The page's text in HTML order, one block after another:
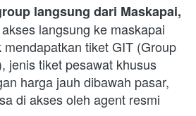
langsung dari Maskapai,
langsung ke maskapai
tiket GIT (Group
jenis tiket pesawat khusus
harga jauh dibawah pasar,
di akses oleh agent resmi